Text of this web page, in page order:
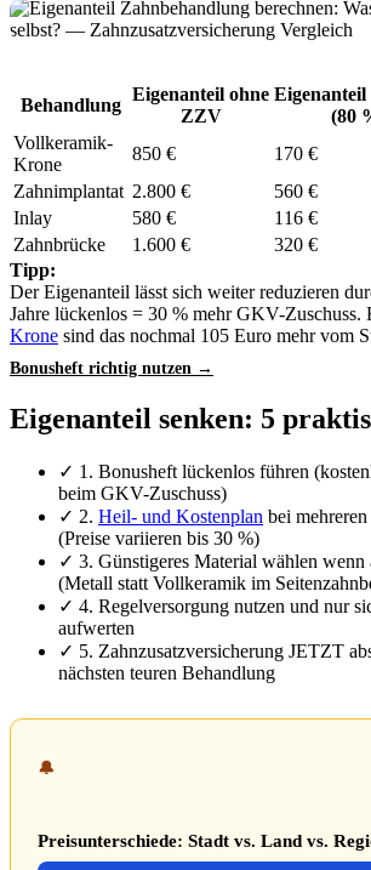
Behandlung
Eigenanteil ohne
ZZV
(80
Vollkeramik-
Krone
850 € 170 €
Zahnimplantat 2.800 € 560 €
Inlay
580 € 116 €
Zahnbrücke
1.600 € 320 €
Tipp:
Der Eigenanteil lässt sich weiter reduzieren
Jahre lückenlos = 30 % mehr GKV-Zuschuss.
Krone sind das nochmal 105 Euro mehr vom
Bonusheft richtig nutzen →
Eigenanteil senken: 5
✓ 1. Bonusheft lückenlos führen
beim GKV-Zuschuss)
✓ 2. Heil- und Kostenplan bei
(Preise variieren bis 30 %)
✓ 3. Günstigeres Material wählen wenn
(Metall statt Vollkeramik im
✓ 4. Regelversorgung nutzen und nur
aufwerten
✓ 5. Zahnzusatzversicherung JETZT
nächsten teuren Behandlung
🔔
Preisunterschiede: Stadt vs. Land vs.